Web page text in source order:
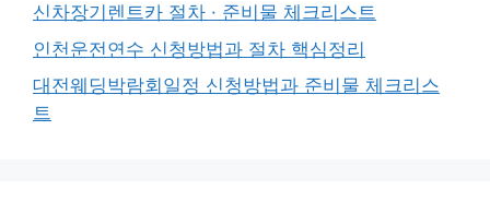
신차장기렌트카 절차 · 준비물 체크리스트
인천운전연수 신청방법과 절차 핵심정리
대전웨딩박람회일정 신청방법과 준비물 체크리스
트